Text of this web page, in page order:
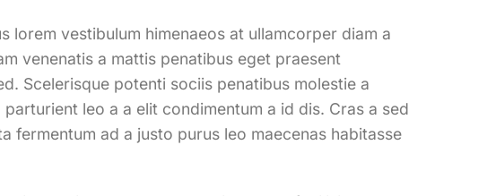
lorem vestibulum himenaeos at ullamcorper diam a
venenatis a mattis penatibus eget praesent
Scelerisque potenti sociis penatibus molestie a
leo a a elit condimentum a id dis. Cras a sed
fermentum ad a justo purus leo maecenas habitasse